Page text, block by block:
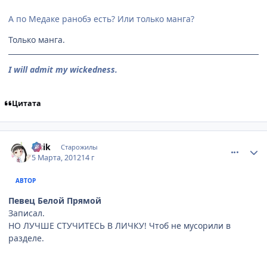
А по Медаке ранобэ есть? Или только манга?
Только манга.
I will admit my wickedness.
Цитата
lesik Старожилы
5 Марта, 201214 г
АВТОР
Певец Белой Прямой
Записал.
НО ЛУЧШЕ СТУЧИТЕСЬ В ЛИЧКУ! Чтоб не мусорили в
разделе.